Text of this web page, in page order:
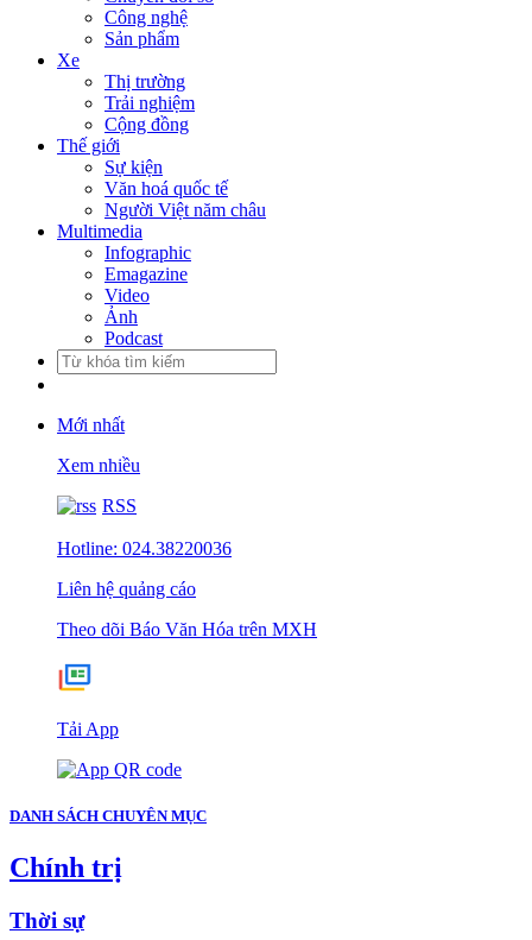
Công nghệ
Sản phẩm
Xe
Thị trường
Trải nghiệm
Cộng đồng
Thế giới
Sự kiện
Văn hoá quốc tế
Người Việt năm châu
Multimedia
Infographic
Emagazine
Video
Ảnh
Podcast
Mới nhất
Xem nhiều
RSS
Hotline: 024.38220036
Liên hệ quảng cáo
Theo dõi Báo Văn Hóa trên MXH
Tải App
DANH SÁCH CHUYÊN MỤC
Chính trị
Thời sự